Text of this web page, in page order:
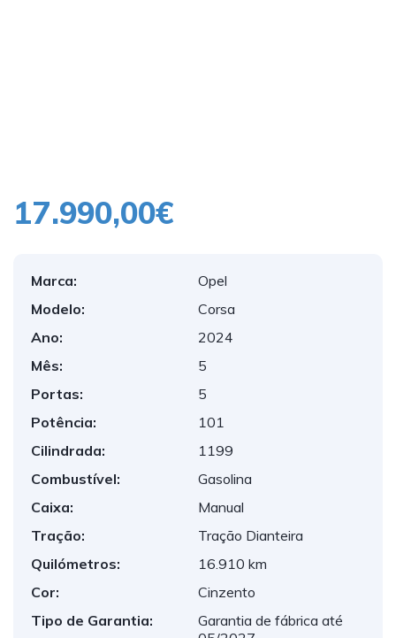
17.990,00€
Marca:
Opel
Modelo:
Corsa
Ano:
2024
Mês:
5
Portas:
5
Potência:
101
Cilindrada:
1199
Combustível:
Gasolina
Caixa:
Manual
Tração:
Tração Dianteira
Quilómetros:
16.910 km
Cor:
Cinzento
Tipo de Garantia:
Garantia de fábrica até